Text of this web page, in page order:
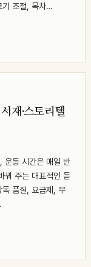
기 조절, 목차…
재·스토리텔
운동 시간은 매일 반
꿔 주는 대표적인 듣
품질, 요금제, 무